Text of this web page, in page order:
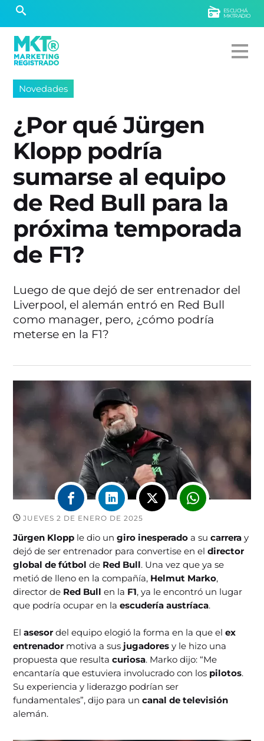
ESCUCHÁ
MKTRADIO
Novedades
¿Por qué Jürgen
Klopp podría
sumarse al equipo
de Red Bull para la
próxima temporada
de F1?
Luego de que dejó de ser entrenador del
Liverpool, el alemán entró en Red Bull
como manager, pero, ¿cómo podría
meterse en la F1?
JUEVES 2 DE ENERO DE 2025
Jürgen Klopp le dio ungiro inesperadoa sucarreray
dejó de ser entrenador para convertise en eldirector
global de fútbolde Red Bull. Una vez que ya se
metió de lleno en la compañía, Helmut Marko,
director de Red Bullen la F1, ya le encontró un lugar
que podría ocupar en laescudería austríaca.
Elasesordel equipo elogió la forma en la que elex
entrenador motiva a sus jugadoresy le hizo una
propuesta que resultacuriosa. Marko dijo: “Me
encantaría que estuviera involucrado con los pilotos.
Su experiencia y liderazgo podrían ser
fundamentales”, dijo para uncanal de televisión
alemán.